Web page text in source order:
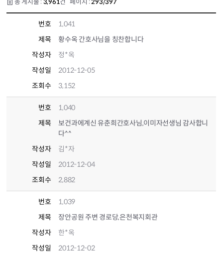
총 게시물 : 3,961건 페이지 :293/397
번호
1,041
제목
황수옥 간호사님을 칭찬합니다
작성자
정*옥
작성일
2012-12-05
조회수
3,152
번호
1,040
제목
보건과에계신 유춘희간호사님,이미자선생님 감사합니
다^^
작성자
김*자
작성일
2012-12-04
조회수
2,882
번호
1,039
제목
장안공원 주변 경로당,은천복지회관
작성자
한*옥
작성일
2012-12-02